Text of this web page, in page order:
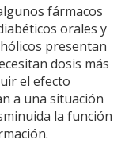
fármacos
orales y
presentan
dosis más
el efecto
a una situación
la función